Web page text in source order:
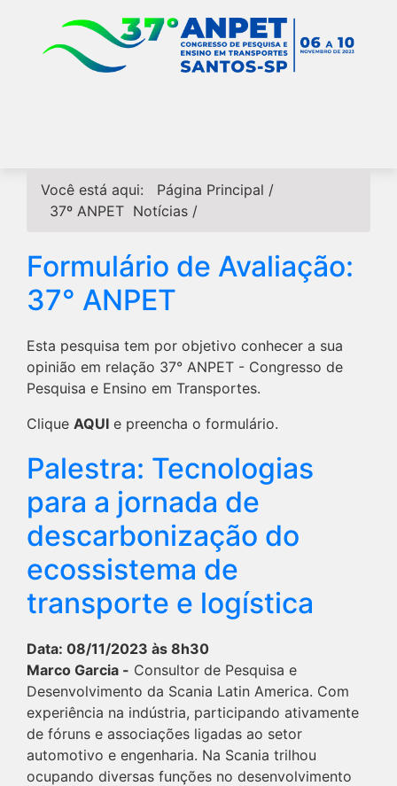
Você está aqui: Página Principal /
37º ANPET Notícias /
Formulário de Avaliação:
37° ANPET
Esta pesquisa tem por objetivo conhecer a sua
opinião em relação 37° ANPET - Congresso de
Pesquisa e Ensino em Transportes.
Clique AQUI e preencha o formulário.
Palestra: Tecnologias
para a jornada de
descarbonização do
ecossistema de
transporte e logística
Data: 08/11/2023 às 8h30
Marco Garcia - Consultor de Pesquisa e
Desenvolvimento da Scania Latin America. Com
experiência na indústria, participando ativamente
de fóruns e associações ligadas ao setor
automotivo e engenharia. Na Scania trilhou
ocupando diversas funções no desenvolvimento